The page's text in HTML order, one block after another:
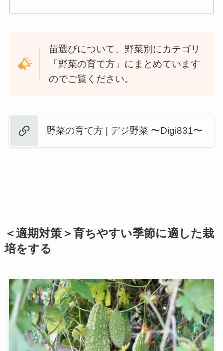
苗選びについて、 野菜別にカテゴリ
「野菜の育て方」にまとめています
のでご覧ください。
野菜の育て方 | デジ野菜 〜Digi831〜
＜適期対策＞育ちやすい季節に適した栽
培をする